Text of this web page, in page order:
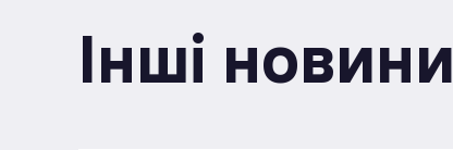
Інші новини